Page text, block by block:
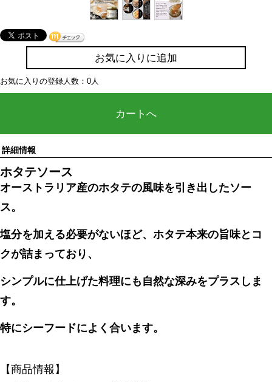
お気に入りに追加
お気に入りの登録人数：0人
カートへ
詳細情報
ホタテソース
オーストラリア産のホタテの風味を引き出したソー
ス。
塩分を加える必要がないほど、ホタテ本来の旨味とコ
クが詰まっており、
シンプルに仕上げた料理にも自然な深みをプラスしま
す。
特にシーフードによく合います。
【商品情報】